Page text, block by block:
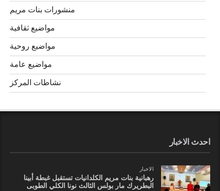
منشورات بنات مريم
مواضيع ثقافية
مواضيع روحية
مواضيع عامة
نشاطات المركز
احدث الاخبار
الاخبار
رهبانية بنات مريم الكلدانيات تستقبل غبطة أبينا
البطريرك مار بولس الثالث نونا الكلي الطوبى